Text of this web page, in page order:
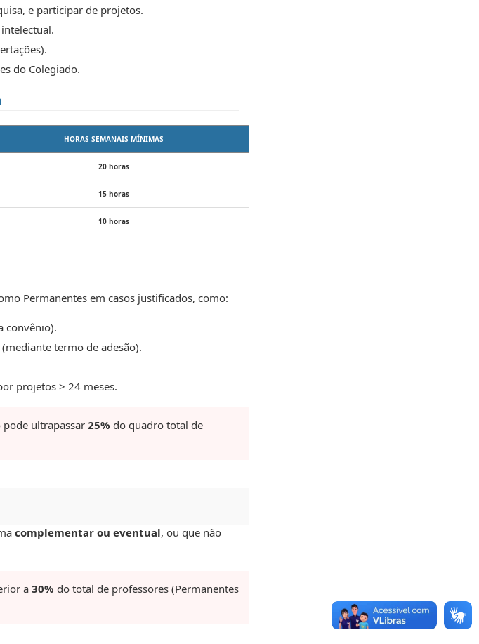
e participar de projetos.
do Colegiado.
HORAS SEMANAIS MÍNIMAS
20 horas
15 horas
10 horas
Permanentes em casos justificados, como:
convênio).
termo de adesão).
projetos > 24 meses.
pode ultrapassar 25% do quadro total de
complementar ou eventual, ou que não
a 30% do total de professores (Permanentes